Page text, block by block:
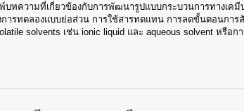
บทความที่เกี่ยวข้องกับการพัฒนารูปแบบกระบวนการทางเค
รทดลองแบบย่อส่วน การใช้สารทดแทน การลดขั้นตอนการสั
solvents เช่น ionic liquid และ aqueous solvent หรือ